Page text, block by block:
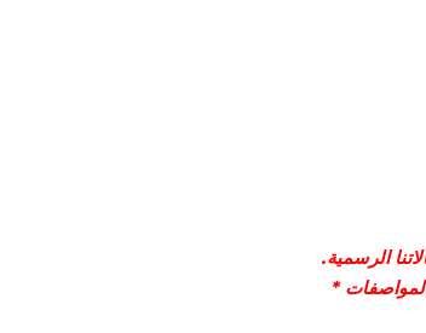
الرسمية.
*